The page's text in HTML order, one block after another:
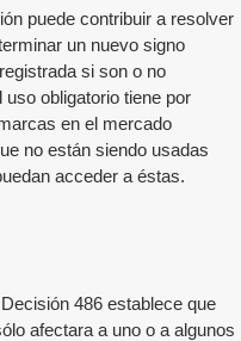
puede contribuir a resolver
un nuevo signo
si son o no
obligatorio tiene por
en el mercado
no están siendo usadas
acceder a éstas.
486 establece que
afectara a uno o a algunos